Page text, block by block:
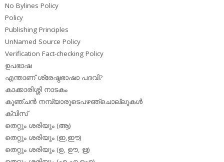
No Bylines Policy
Policy
Publishing Principles
UnNamed Source Policy
Verification Fact-checking Policy
ഉപഭാഷ
എന്താണ് ശ്രേഷ്ഠഭാഷാ പദവി?
കാക്കാരിശ്ശി നാടകം
കുഞ്ചന്‍ നമ്പ്യാരുടെപഴഞ്ചൊല്ലുകള്‍
ക്വിസ്
തെറ്റും ശരിയും (ആ)
തെറ്റും ശരിയും (ഇ,ഈ)
തെറ്റും ശരിയും (ഉ, ഊ, ഋ)